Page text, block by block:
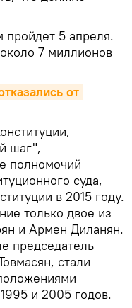
5 апреля.
7 миллионов
от
шаг",
полномочий
суда,
в 2015 году.
только двое из
и Армен Диланян.
председатель
стали
и 2005 годов.